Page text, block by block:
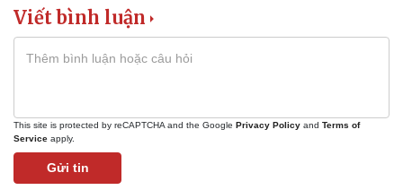
Viết bình luận
This site is protected by reCAPTCHA and the Google Privacy Policy and Terms of
Service apply.
Gửi tin